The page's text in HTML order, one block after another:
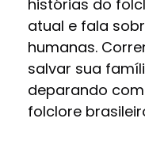
histórias do
atual e fala
humanas.
salvar sua
deparando
folclore